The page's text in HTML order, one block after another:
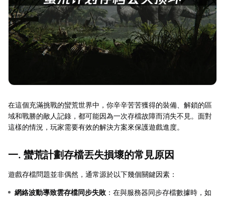
在這個充滿挑戰的蠻荒世界中，你辛辛苦苦獲得的裝備、解鎖的區
域和戰勝的敵人記錄，都可能因為一次存檔故障而消失不見。面對
這樣的情況，玩家需要有效的解決方案來保護遊戲進度。
一. 蠻荒計劃存檔丟失損壞的常見原因
遊戲存檔問題並非偶然，通常源於以下幾個關鍵因素：
網絡波動導致雲存檔同步失敗 ：在與服務器同步存檔數據時，如